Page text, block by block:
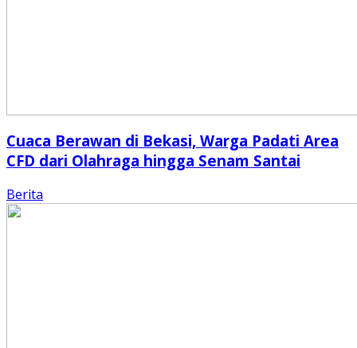
Cuaca Berawan di Bekasi, Warga Padati Area
CFD dari Olahraga hingga Senam Santai
Berita